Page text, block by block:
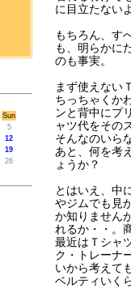
Sun
5
12
19
26
に目立たない
もちろん、す
も、明らかに
のも事実。
まず使えない
ちっちゃくか
ンと背中にプ
ャツ代をその
そんなのいら
あと、何を考
ょうか？
とはいえ、中
やジムでも見
か知りません
れるか・・。
最近はＴシャ
ク・トレーナ
いから考えて
ベルティいく